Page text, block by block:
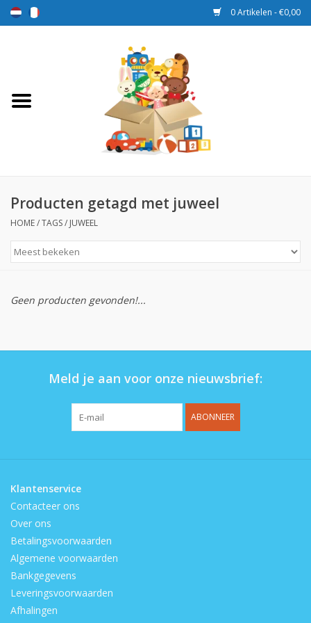
0 Artikelen - €0,00
Speelgoed
Beloningsdozen
Nieuw
Prijs
Producten getagd met juweel
HOME/TAGS/ JUWEEL
Geen producten gevonden!...
Meld je aan voor onze nieuwsbrief:
ABONNEER
Klantenservice
Contacteer ons
Over ons
Betalingsvoorwaarden
Algemene voorwaarden
Bankgegevens
Leveringsvoorwaarden
Afhalingen